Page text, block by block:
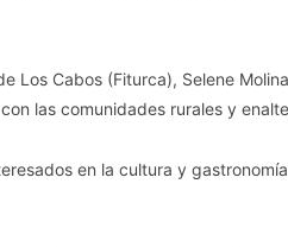
Los Cabos (Fiturca), Selene
las comunidades rurales y
en la cultura y